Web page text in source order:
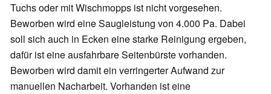
Tuchs oder mit Wischmopps ist nicht vorgesehen.
Beworben wird eine Saugleistung von 4.000 Pa. Dabei
soll sich auch in Ecken eine starke Reinigung ergeben,
dafür ist eine ausfahrbare Seitenbürste vorhanden.
Beworben wird damit ein verringerter Aufwand zur
manuellen Nacharbeit. Vorhanden ist eine